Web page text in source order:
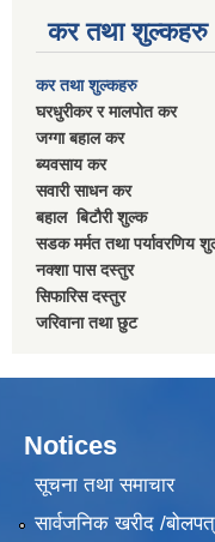
कर तथा शुल्कहरु
कर तथा शुल्कहरु
घरधुरीकर र मालपाेत कर
जग्गा बहाल कर
ब्यवसाय कर
सवारी साधन कर
बहाल बिटाैरी शुल्क
सडक मर्मत तथा पर्यावरणिय
नक्शा पास दस्तुर
सिफारिस दस्तुर
जरिवाना तथा छुट
Notices
सूचना तथा समाचार
सार्वजनिक खरीद /